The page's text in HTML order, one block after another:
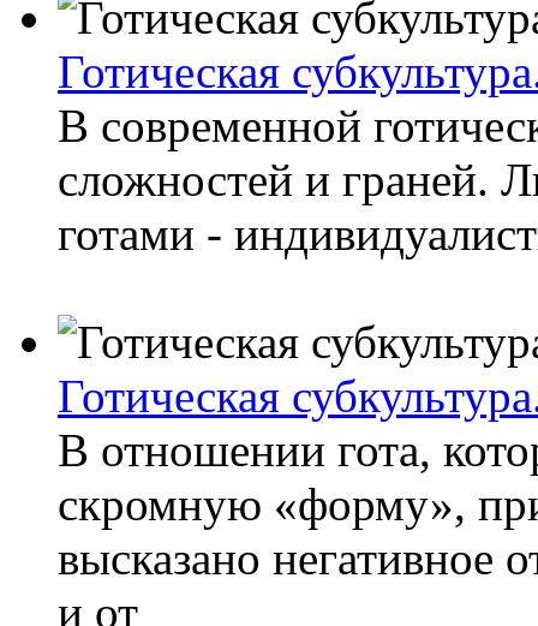
Готическая
В современной
сложностей и граней.
готами -
Готическая
В отношении гота,
скромную «форму»,
высказано негативное
и от